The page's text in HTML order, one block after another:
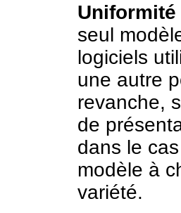
Uniformité
seul
logiciels
une autre
revanche,
de
dans le
modèle à
variété.